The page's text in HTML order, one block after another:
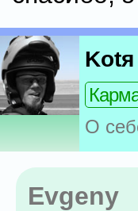
Kotя
О
Evgeny